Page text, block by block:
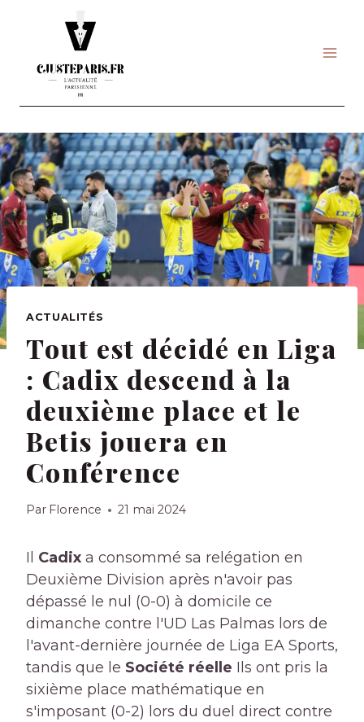
ACTUALITÉS
Tout est décidé en Liga
: Cadix descend à la
deuxième place et le
Betis jouera en
Conférence
Par Florence 21 mai 2024
Il Cadix a consommé sa relégation en
Deuxième Division après n'avoir pas
dépassé le nul (0-0) à domicile ce
dimanche contre l'UD Las Palmas lors de
l'avant-dernière journée de Liga EA Sports,
tandis que le Société réelle Ils ont pris la
sixième place mathématique en
s'imposant (0-2) lors du duel direct contre